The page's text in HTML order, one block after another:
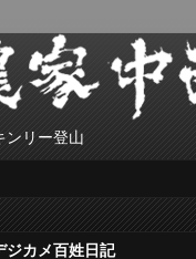
ンリー登山
ジカメ百姓日記